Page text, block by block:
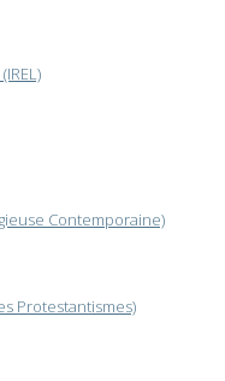
Contemporaine)
Protestantismes)